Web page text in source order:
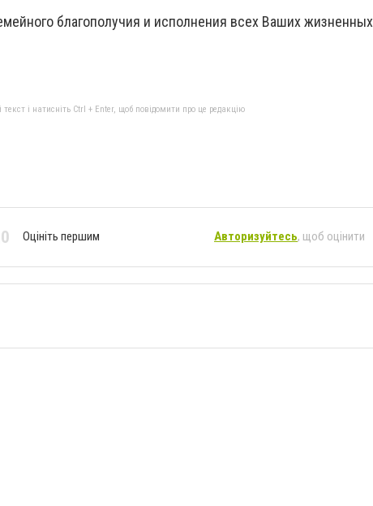
благополучия и исполнения всех Ваших жизненных
і натисніть Ctrl + Enter, щоб повідомити про це редакцію
Оцініть першим Авторизуйтесь, щоб оцінити